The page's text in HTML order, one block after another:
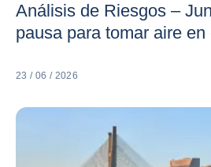
Análisis de Riesgos –
pausa para tomar aire
23 / 06 / 2026